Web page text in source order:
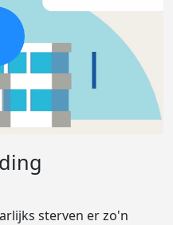
sterven er zo'n